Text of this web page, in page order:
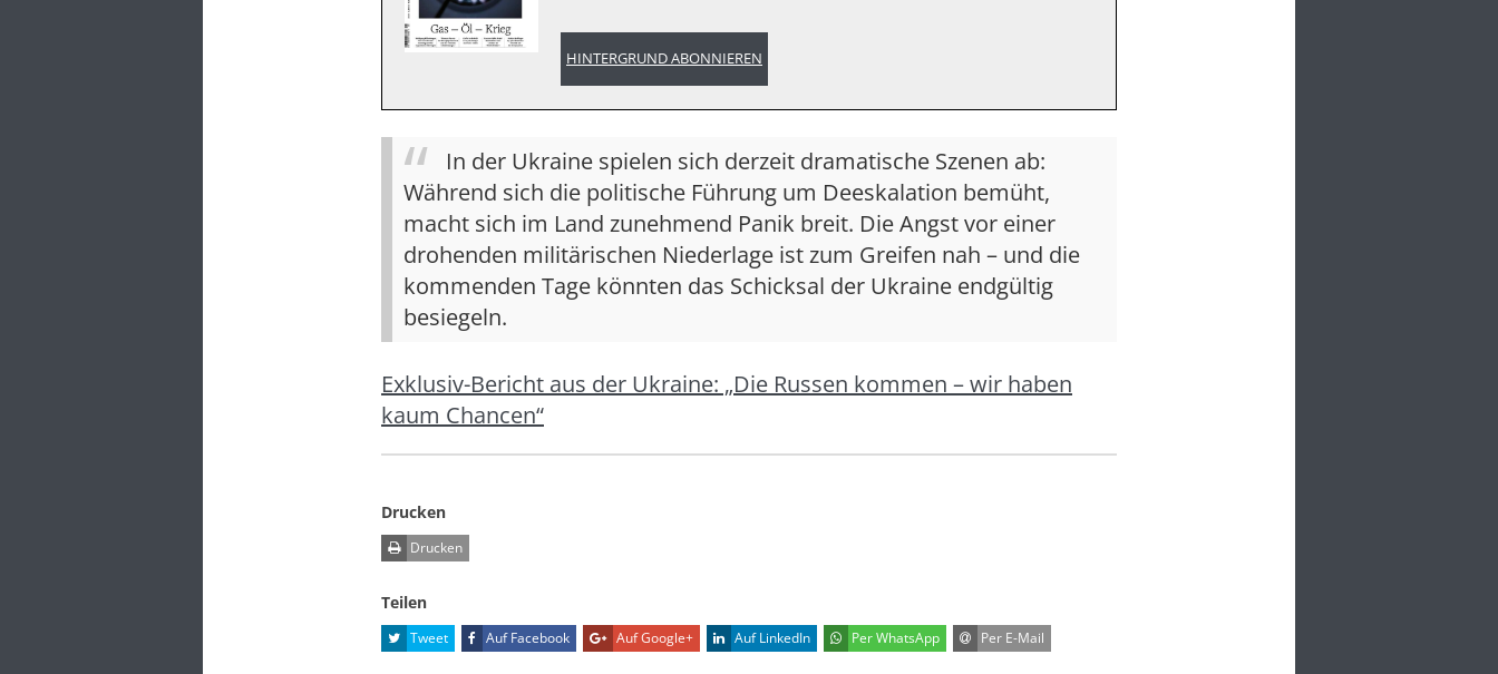
HINTERGRUND ABONNIEREN
In der Ukraine spielen sich derzeit dramatische Szenen ab:
Während sich die politische Führung um Deeskalation bemüht,
macht sich im Land zunehmend Panik breit. Die Angst vor einer
drohenden militärischen Niederlage ist zum Greifen nah – und die
kommenden Tage könnten das Schicksal der Ukraine endgültig
besiegeln.
Exklusiv-Bericht aus der Ukraine: „Die Russen kommen – wir haben
kaum Chancen“
Drucken
Drucken
Teilen
Tweet Auf Facebook Auf Google+ Auf LinkedIn Per WhatsApp Per E-Mail